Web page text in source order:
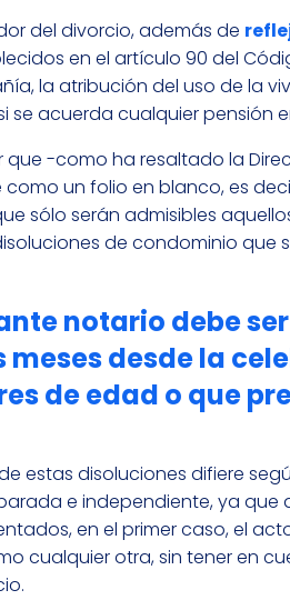
del divorcio, además de
en el artículo 90 del
la atribución del uso de la
se acuerda cualquier pensión
-como ha resaltado la
un folio en blanco, es
sólo serán admisibles
de condominio
notario debe
meses desde la
de edad o que
estas disoluciones difiere
e independiente, ya
en el primer caso, el
cualquier otra, sin tener en